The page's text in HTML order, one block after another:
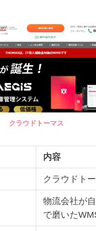
クラウドトーマス
内容
クラウドト
物流会社が
で磨いた